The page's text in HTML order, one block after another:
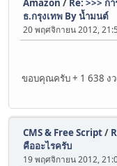
ธ.กรุงเทพ By น้ำมนต์
20 พฤศจิกายน 2012,
ขอบคุณครับ + 1 638 ง
CMS & Free Script/
คืออะไรครับ
19 พฤศจิกายน 2012,